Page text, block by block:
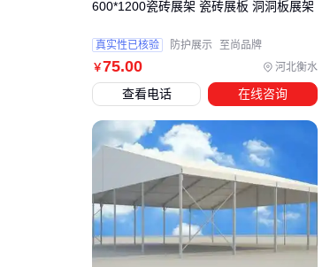
￥75.00 河北衡水
600*1200瓷砖展架 瓷砖展板 洞洞板展架
真实性已核验 防护展示 至尚品牌
查看电话 在线咨询